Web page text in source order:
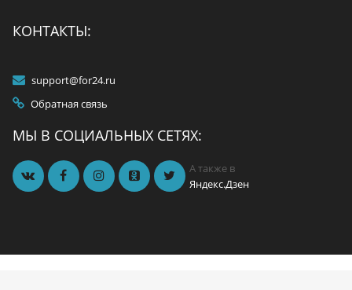
КОНТАКТЫ:
support@for24.ru
Обратная связь
МЫ В СОЦИАЛЬНЫХ СЕТЯХ:
А также в
Яндекс.Дзен